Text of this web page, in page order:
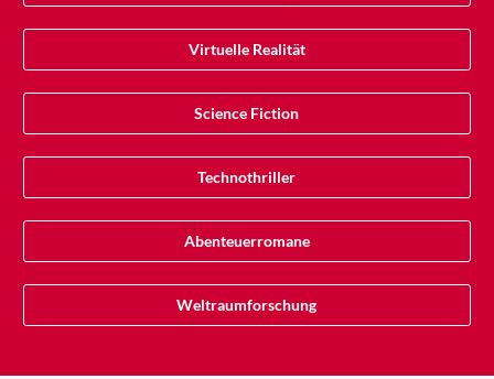
Virtuelle Realität
Science Fiction
Technothriller
Abenteuerromane
Weltraumforschung